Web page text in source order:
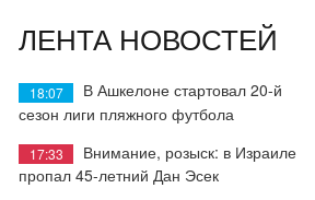
ЛЕНТА НОВОСТЕЙ
18:07
В Ашкелоне стартовал 20-й
сезон лиги пляжного футбола
17:33
Внимание, розыск: в Израиле
пропал 45-летний Дан Эсек